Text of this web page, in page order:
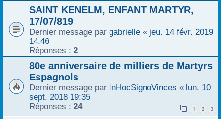
SAINT KENELM, ENFANT MARTYR,
17/07/819
Dernier message par gabrielle « jeu. 14 févr. 2019
14:46
Réponses : 2
80e anniversaire de milliers de Martyrs
Espagnols
Dernier message par InHocSignoVinces « lun. 10
sept. 2018 19:35
Réponses : 24 1 2 3